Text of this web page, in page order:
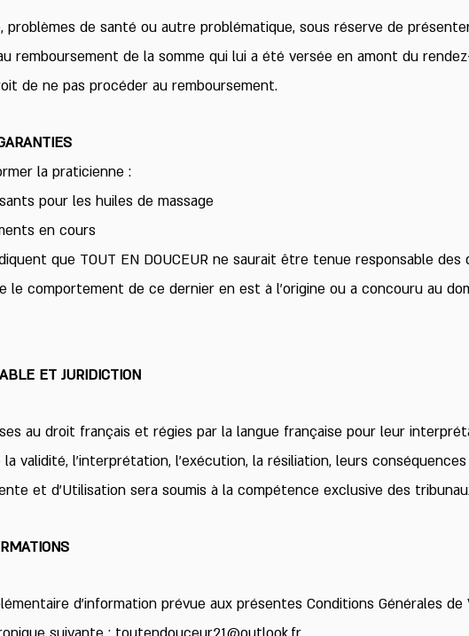
problèmes de santé ou autre problématique, sous réserve de
remboursement de la somme qui lui a été versée en amont du
de ne pas procéder au remboursement.
la praticienne :
pour les huiles de massage
en cours
que TOUT EN DOUCEUR ne saurait être tenue responsable des
comportement de ce dernier en est à l’origine ou a concouru au
ET JURIDICTION
au droit français et régies par la langue française pour leur
validité, l’interprétation, l’exécution, la résiliation, leurs
et d’Utilisation sera soumis à la compétence exclusive des
d’information prévue aux présentes Conditions Générales